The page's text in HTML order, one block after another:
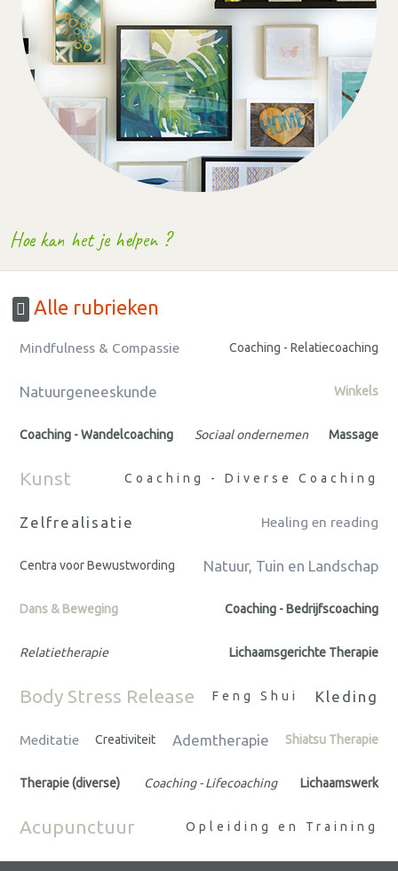
Hoe kan het je helpen ?
Alle rubrieken
Mindfulness & Compassie Coaching - Relatiecoaching
Natuurgeneeskunde Winkels
Coaching - Wandelcoaching Sociaal ondernemen Massage
Kunst Coaching - Diverse Coaching
Zelfrealisatie Healing en reading
Centra voor Bewustwording Natuur, Tuin en Landschap
Dans & Beweging Coaching - Bedrijfscoaching
Relatietherapie Lichaamsgerichte Therapie
Body Stress Release Feng Shui Kleding
Meditatie Creativiteit Ademtherapie Shiatsu Therapie
Therapie (diverse) Coaching - Lifecoaching Lichaamswerk
Acupunctuur Opleiding en Training